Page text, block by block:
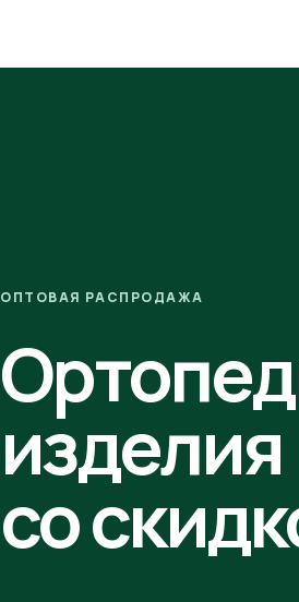
ОПТОВАЯ РАСПРОДАЖА
изделия
со